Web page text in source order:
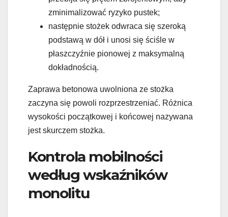
zminimalizować ryzyko pustek;
następnie stożek odwraca się szeroką
podstawą w dół i unosi się ściśle w
płaszczyźnie pionowej z maksymalną
dokładnością.
Zaprawa betonowa uwolniona ze stożka
zaczyna się powoli rozprzestrzeniać. Różnica
wysokości początkowej i końcowej nazywana
jest skurczem stożka.
Kontrola mobilności
według wskaźników
monolitu